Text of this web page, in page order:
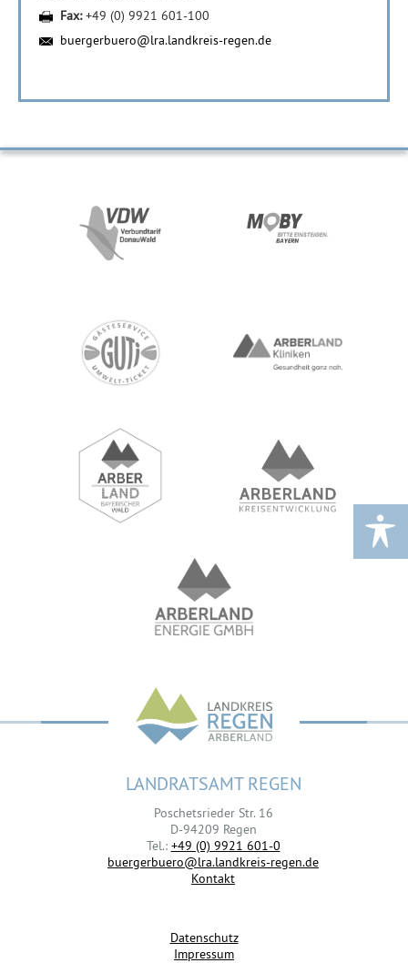
Fax:+49 (0) 9921 601-100
buergerbuero@lra.landkreis-regen.de
LANDRATSAMT REGEN
Poschetsrieder Str. 16
D-94209 Regen
Tel.: +49 (0) 9921 601-0
buergerbuero@lra.landkreis-regen.de
Kontakt
Datenschutz
Impressum